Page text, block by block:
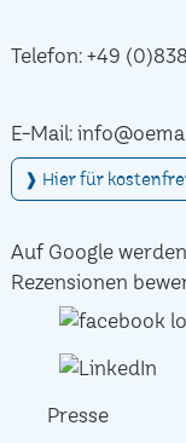
Telefon: +49
E-Mail:
❱ Hier für
Auf Google
Rezensionen
Presse